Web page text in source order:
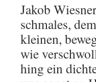
Jakob
schmales,
kleinen,
wie
hing ein